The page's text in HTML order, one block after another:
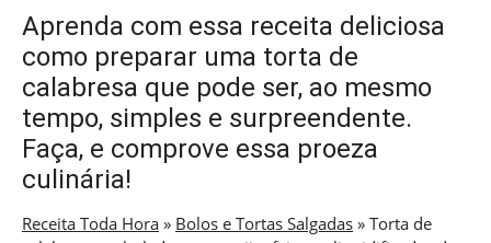
Aprenda com essa receita deliciosa
como preparar uma torta de
calabresa que pode ser, ao mesmo
tempo, simples e surpreendente.
Faça, e comprove essa proeza
culinária!
Receita Toda Hora » Bolos e Tortas Salgadas » Torta de